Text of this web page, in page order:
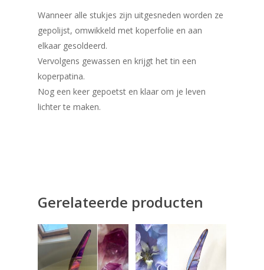
​Wanneer alle stukjes zijn uitgesneden worden ze
gepolijst, omwikkeld met koperfolie en aan
elkaar gesoldeerd.
Vervolgens gewassen en krijgt het tin een
koperpatina.
Nog een keer gepoetst en klaar om je leven
lichter te maken.
Gerelateerde producten